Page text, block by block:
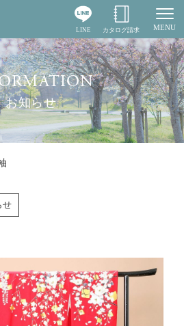
MENU
LINE カタログ請求
お知らせ
せ